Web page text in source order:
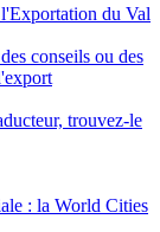
du Val
conseils ou des
trouvez-le
: la World Cities